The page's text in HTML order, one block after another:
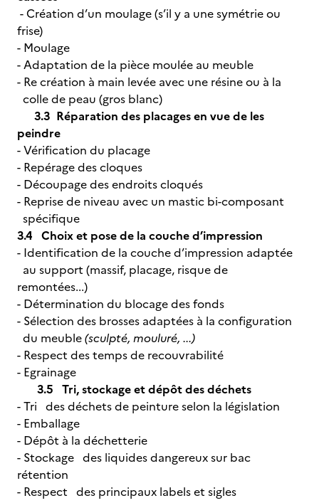
- Création d’un moulage (s’il y a une symétrie ou
frise)
- Moulage
- Adaptation de la pièce moulée au meuble
- Re création à main levée avec une résine ou à la
colle de peau (gros blanc)
3.3 Réparation des placages en vue de les
peindre
- Vérification du placage
- Repérage des cloques
- Découpage des endroits cloqués
- Reprise de niveau avec un mastic bi-composant
spécifique
3.4 Choix et pose de la couche d’impression
- Identification de la couche d’impression adaptée
au support (massif, placage, risque de
remontées...)
- Détermination du blocage des fonds
- Sélection des brosses adaptées à la configuration
du meuble(sculpté, mouluré, ...)
- Respect des temps de recouvrabilité
- Egrainage
3.5 Tri, stockage et dépôt des déchets
- Tri des déchets de peinture selon la législation
- Emballage
- Dépôt à la déchetterie
- Stockage des liquides dangereux sur bac
rétention
- Respect des principaux labels et sigles